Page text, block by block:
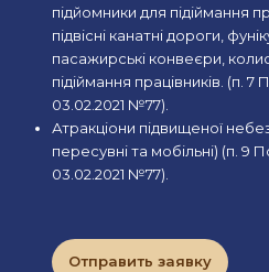
підйомники для підіймання
підвісні канатні дороги,
пасажирські конвеєри,
підіймання працівників. (п.
03.02.2021 №77).
Атракціони підвищеної
пересувні та мобільні) (п. 9
03.02.2021 №77).
Отправить заявку